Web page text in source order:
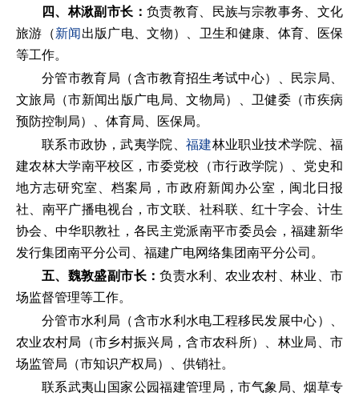
四、林湫副市长： 负责教育、民族与宗教事务、文化
旅游（新闻 出版广电、文物）、卫生和健康、体育、医保
等工作。
分管市教育局（含市教育招生考试中心）、民宗局、
文旅局（市新闻出版广电局、文物局）、卫健委（市疾病
预防控制局）、体育局、医保局。
联系市政协，武夷学院、 福建林业职业技术学院、福
建农林大学南平校区，市委党校（市行政学院）、党史和
地方志研究室、档案局，市政府新闻办公室，闽北日报
社、南平广播电视台，市文联、社科联、红十字会、计生
协会、中华职教社，各民主党派南平市委员会，福建新华
发行集团南平分公司、福建广电网络集团南平分公司。
五、魏敦盛副市长：负责水利、农业农村、林业、市
场监督管理等工作。
分管市水利局（含市水利水电工程移民发展中心）、
农业农村局（市乡村振兴局，含市农科所）、林业局、市
场监管局（市知识产权局）、供销社。
联系武夷山国家公园福建管理局，市气象局、烟草专